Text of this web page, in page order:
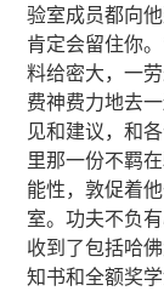
验室成员都向
肯定会留住你
料给密大，一
费神费力地去
见和建议，和
里那一份不羁
能性，敦促着
室。功夫不负
收到了包括哈
知书和全额奖